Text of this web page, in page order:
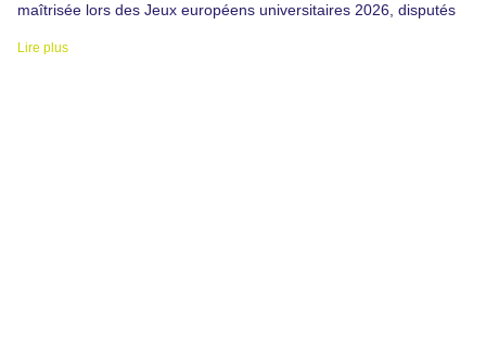
maîtrisée lors des Jeux européens universitaires 2026, disputés
Lire plus